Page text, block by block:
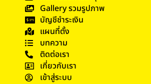
Gallery รวมรูปภาพ
บัญชีชำระเงิน
แผนที่ตั้ง
บทความ
ติดต่อเรา
เกี่ยวกับเรา
เข้าสู่ระบบ